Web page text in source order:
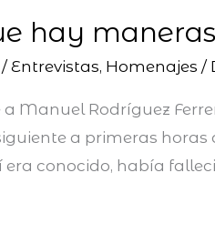
hay
/Entrevistas, Homenajes /
Manuel Rodríguez
a primeras
conocido, había